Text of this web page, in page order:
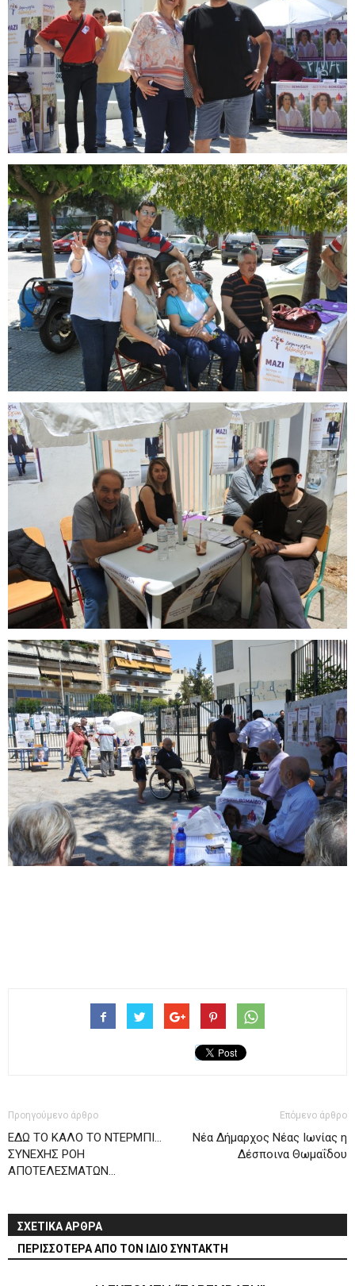
Προηγούμενο άρθρο
ΕΔΩ ΤΟ ΚΑΛΟ ΤΟ ΝΤΕΡΜΠΙ…
ΣΥΝΕΧΗΣ ΡΟΗ
ΑΠΟΤΕΛΕΣΜΑΤΩΝ…
Επόμενο άρθρο
Νέα Δήμαρχος Νέας Ιωνίας η
Δέσποινα Θωμαΐδου
ΣΧΕΤΙΚΑ ΑΡΘΡΑ
ΠΕΡΙΣΣΟΤΕΡΑ ΑΠΟ ΤΟΝ ΙΔΙΟ ΣΥΝΤΑΚΤΗ